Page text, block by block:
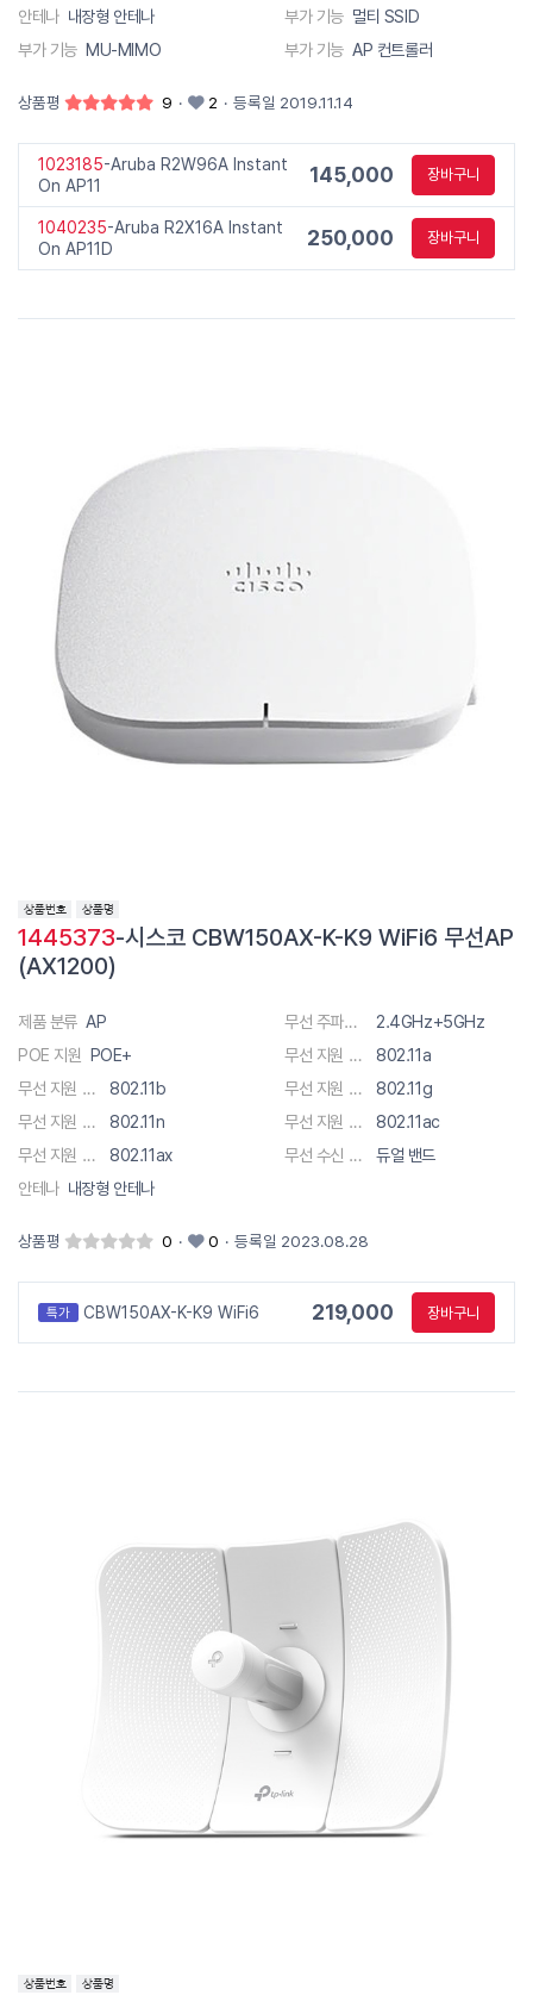
안테나 내장형 안테나 부가 기능 멀티 SSID
부가 기능 MU-MIMO 부가 기능 AP 컨트롤러
상품평 9 · 2 · 등록일 2019.11.14
1023185-Aruba R2W96A Instant
On AP11
145,000 장바구니
1040235-Aruba R2X16A Instant
On AP11D
250,000 장바구니
1445373-시스코 CBW150AX-K-K9 WiFi6 무선AP
(AX1200)
제품 분류 AP 무선 주파수 대역폭
2.4GHz+5GHz
POE 지원 POE+ 무선 지원 규격
802.11a
무선 지원 규격
802.11b 무선 지원 규격
802.11g
무선 지원 규격
802.11n 무선 지원 규격
802.11ac
무선 지원 규격
802.11ax 무선 수신 채널
듀얼 밴드
안테나 내장형 안테나
상품평 0 · 0 · 등록일 2023.08.28
특가 CBW150AX-K-K9 WiFi6 219,000 장바구니